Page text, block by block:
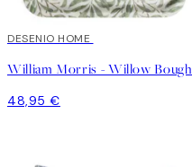
DESENIO HOME
48,95 €